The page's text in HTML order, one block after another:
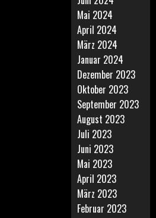
Mai 2024
April 2024
März 2024
Januar 2024
Dezember 2023
Oktober 2023
September 2023
August 2023
Juli 2023
Juni 2023
Mai 2023
April 2023
März 2023
Februar 2023